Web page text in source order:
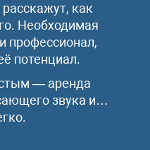
как
Необходимая
профессионал,
потенциал.
— аренда
звука и…